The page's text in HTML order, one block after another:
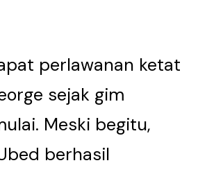
perlawanan ketat
sejak gim
Meski begitu,
berhasil